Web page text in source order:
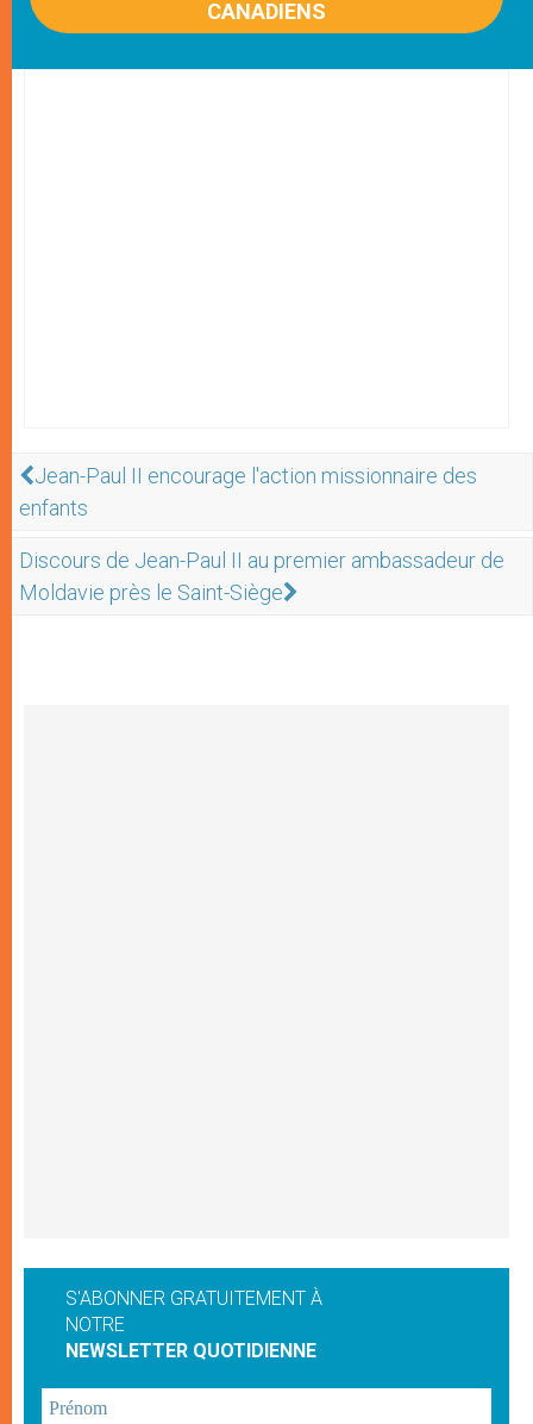
CANADIENS
Jean-Paul II encourage l'action missionnaire des
enfants
Discours de Jean-Paul II au premier ambassadeur de
Moldavie près le Saint-Siège
S'ABONNER GRATUITEMENT À
NOTRE
NEWSLETTER QUOTIDIENNE